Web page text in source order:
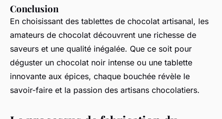
Conclusion
En choisissant des tablettes de chocolat artisanal, les
amateurs de chocolat découvrent une richesse de
saveurs et une qualité inégalée. Que ce soit pour
déguster un chocolat noir intense ou une tablette
innovante aux épices, chaque bouchée révèle le
savoir-faire et la passion des artisans chocolatiers.